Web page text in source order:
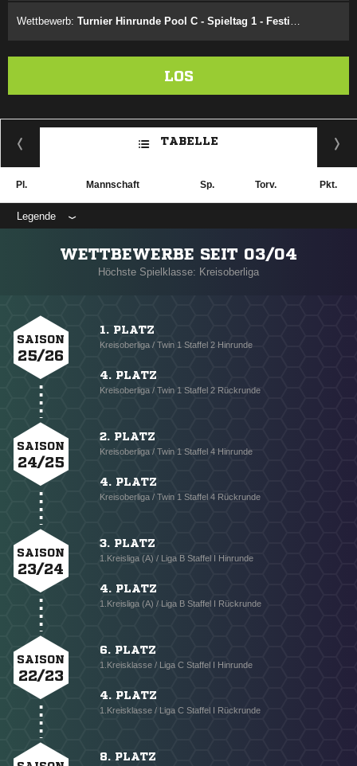
Wettbewerb: Turnier Hinrunde Pool C - Spieltag 1 - Festival 1.2
LOS
TABELLE
Pl. Mannschaft Sp. Torv. Pkt.
Legende
WETTBEWERBE SEIT 03/04
Höchste Spielklasse: Kreisoberliga
SAISON
25/26
1. PLATZ
Kreisoberliga / Twin 1 Staffel 2 Hinrunde
4. PLATZ
Kreisoberliga / Twin 1 Staffel 2 Rückrunde
SAISON
24/25
2. PLATZ
Kreisoberliga / Twin 1 Staffel 4 Hinrunde
4. PLATZ
Kreisoberliga / Twin 1 Staffel 4 Rückrunde
SAISON
23/24
3. PLATZ
1.Kreisliga (A) / Liga B Staffel I Hinrunde
4. PLATZ
1.Kreisliga (A) / Liga B Staffel I Rückrunde
SAISON
22/23
6. PLATZ
1.Kreisklasse / Liga C Staffel I Hinrunde
4. PLATZ
1.Kreisklasse / Liga C Staffel I Rückrunde
8. PLATZ